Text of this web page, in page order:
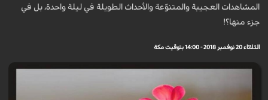
المشاهدات العجيبة والمتنوّعة والأحداث الطويلة في ليلة واحدة، بل في
جزء منها؟!
الثلاثاء 20 نوفمبر 2018 - 14:00 بتوقيت مكة